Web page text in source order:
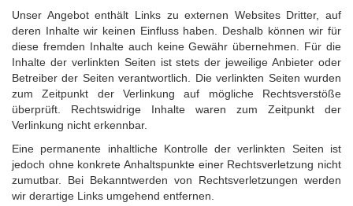
Unser Angebot enthält Links zu externen Websites Dritter, auf
deren Inhalte wir keinen Einfluss haben. Deshalb können wir für
diese fremden Inhalte auch keine Gewähr übernehmen. Für die
Inhalte der verlinkten Seiten ist stets der jeweilige Anbieter oder
Betreiber der Seiten verantwortlich. Die verlinkten Seiten wurden
zum Zeitpunkt der Verlinkung auf mögliche Rechtsverstöße
überprüft. Rechtswidrige Inhalte waren zum Zeitpunkt der
Verlinkung nicht erkennbar.
Eine permanente inhaltliche Kontrolle der verlinkten Seiten ist
jedoch ohne konkrete Anhaltspunkte einer Rechtsverletzung nicht
zumutbar. Bei Bekanntwerden von Rechtsverletzungen werden
wir derartige Links umgehend entfernen.